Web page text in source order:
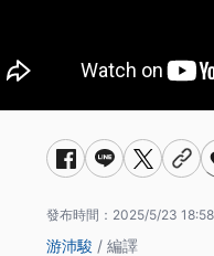
發布時間： 2025/5/23 18:58
游沛駿 / 編譯